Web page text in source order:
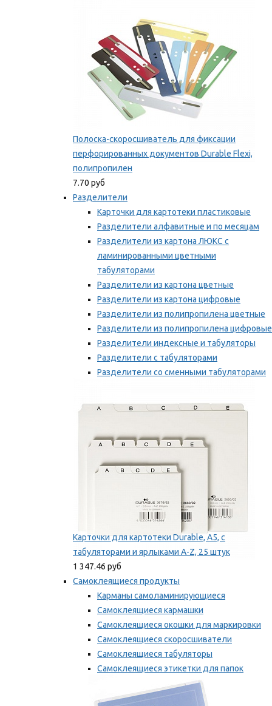
Полоска-скоросшиватель для фиксации
перфорированных документов Durable Flexi,
полипропилен
7.70 руб
Разделители
Карточки для картотеки пластиковые
Разделители алфавитные и по месяцам
Разделители из картона ЛЮКС с
ламинированными цветными
табуляторами
Разделители из картона цветные
Разделители из картона цифровые
Разделители из полипропилена цветные
Разделители из полипропилена цифровые
Разделители индексные и табуляторы
Разделители с табуляторами
Разделители со сменными табуляторами
Карточки для картотеки Durable, A5, с
табуляторами и ярлыками A-Z, 25 штук
1 347.46 руб
Самоклеящиеся продукты
Карманы самоламинирующиеся
Самоклеящиеся кармашки
Самоклеящиеся окошки для маркировки
Самоклеящиеся скоросшиватели
Самоклеящиеся табуляторы
Самоклеящиеся этикетки для папок
Таблички для маркировки
Мы рекомендуем